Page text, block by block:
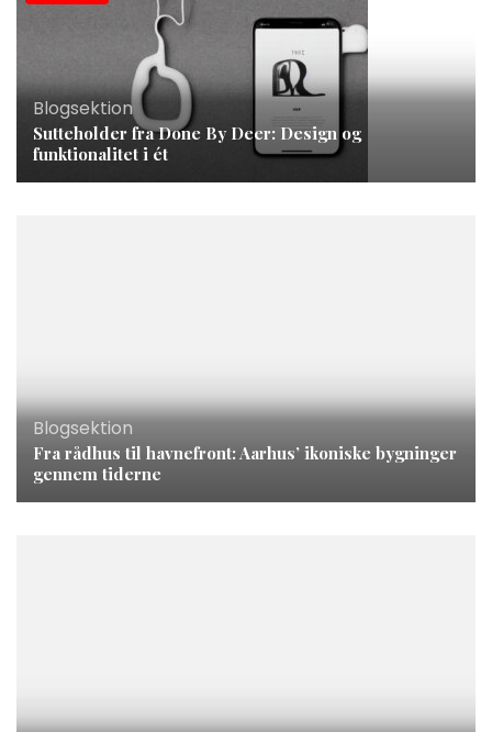
Blogsektion
Sutteholder fra Done By Deer: Design og
funktionalitet i ét
Blogsektion
Fra rådhus til havnefront: Aarhus’ ikoniske bygninger
gennem tiderne